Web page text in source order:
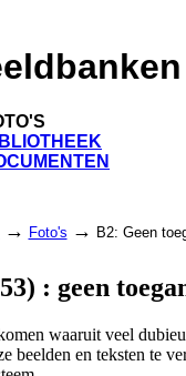
→ Foto's → B2: Geen
: geen
waaruit veel
beelden en teksten te